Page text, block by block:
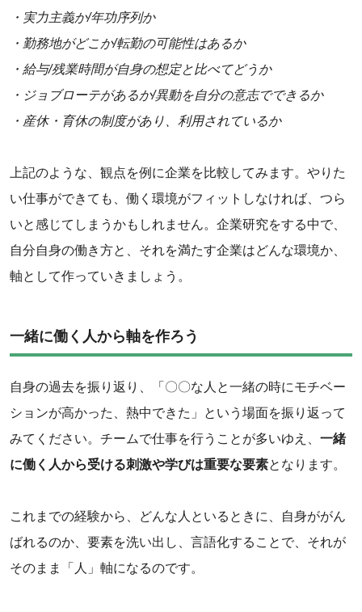
・実力主義か/年功序列か
‌・勤務地がどこか/転勤の可能性はあるか
‌・給与/残業時間が自身の想定と比べてどうか
‌・ジョブローテがあるか/異動を自分の意志でできるか
‌・産休・育休の制度があり、利用されているか
上記のような、観点を例に企業を比較してみます。やりた
い仕事ができても、働く環境がフィットしなければ、つら
いと感じてしまうかもしれません。企業研究をする中で、
自分自身の働き方と、それを満たす企業はどんな環境か、
軸として作っていきましょう。
‌一緒に働く人から軸を作ろう
自身の過去を振り返り、「〇〇な人と一緒の時にモチベー
ションが高かった、熱中できた」という場面を振り返って
みてください。チームで仕事を行うことが多いゆえ、 一緒
に働く人から受ける刺激や学びは重要な要素となります。
‌これまでの経験から、どんな人といるときに、自身ががん
ばれるのか、要素を洗い出し、言語化することで、それが
そのまま「人」軸になるのです。